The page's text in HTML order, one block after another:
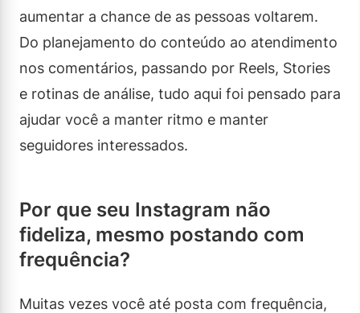
aumentar a chance de as pessoas voltarem.
Do planejamento do conteúdo ao atendimento
nos comentários, passando por Reels, Stories
e rotinas de análise, tudo aqui foi pensado para
ajudar você a manter ritmo e manter
seguidores interessados.
Por que seu Instagram não
fideliza, mesmo postando com
frequência?
Muitas vezes você até posta com frequência,